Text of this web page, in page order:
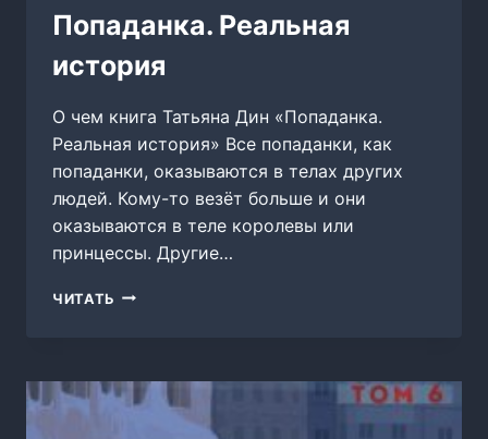
Попаданка. Реальная
история
О чем книга Татьяна Дин «Попаданка.
Реальная история» Все попаданки, как
попаданки, оказываются в телах других
людей. Кому-то везёт больше и они
оказываются в теле королевы или
принцессы. Другие…
ЧИТАТЬ ПОПАДАНКА.